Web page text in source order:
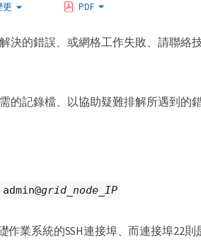
更 PDF
決的錯誤、或網格工作失敗、請聯絡技
的記錄檔、以協助疑難排解所遇到的錯
grid_node_IP
作業系統的SSH連接埠、而連接埠22則